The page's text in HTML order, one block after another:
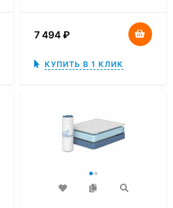
7 494₽
КУПИТЬ В 1 КЛИК